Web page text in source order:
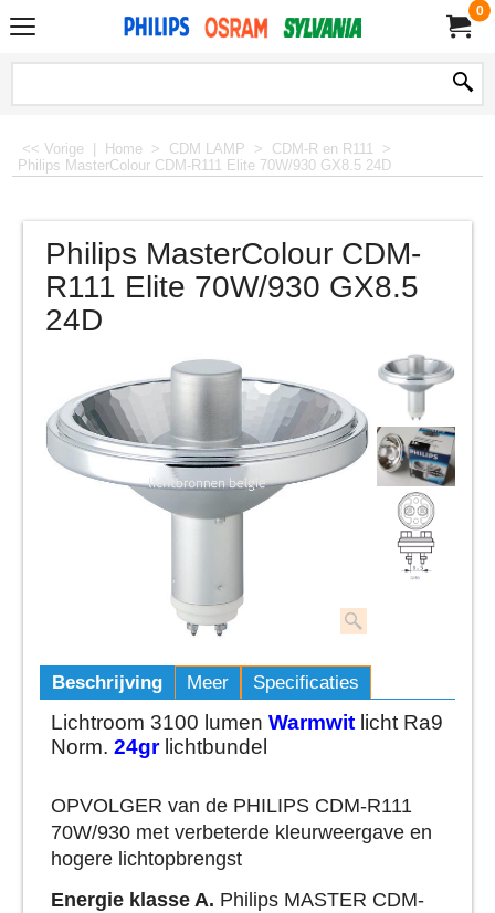
0
<< Vorige Home > CDM LAMP > CDM-R en R111 >
Philips MasterColour CDM-R111 Elite 70W/930 GX8.5 24D
Philips MasterColour CDM-
R111 Elite 70W/930 GX8.5
24D
Beschrijving Meer Specificaties
Lichtroom 3100 lumen Warmwit licht Ra9
Norm. 24grlichtbundel
OPVOLGER van de PHILIPS CDM-R111
70W/930 met verbeterde kleurweergave en
hogere lichtopbrengst
Energie klasse A. Philips MASTER CDM-